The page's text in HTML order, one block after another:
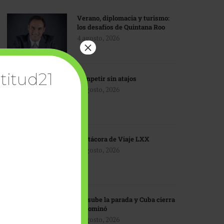
Verano, diplomacia y turismo:
los desafíos de Quintana Roo
4 agosto, 2026
Competir sin atajos
4 agosto, 2026
Bitácora de Viaje LXX
3 agosto, 2026
EU sube la parada y Cuba cierra
el dominó
3 agosto, 2026
×